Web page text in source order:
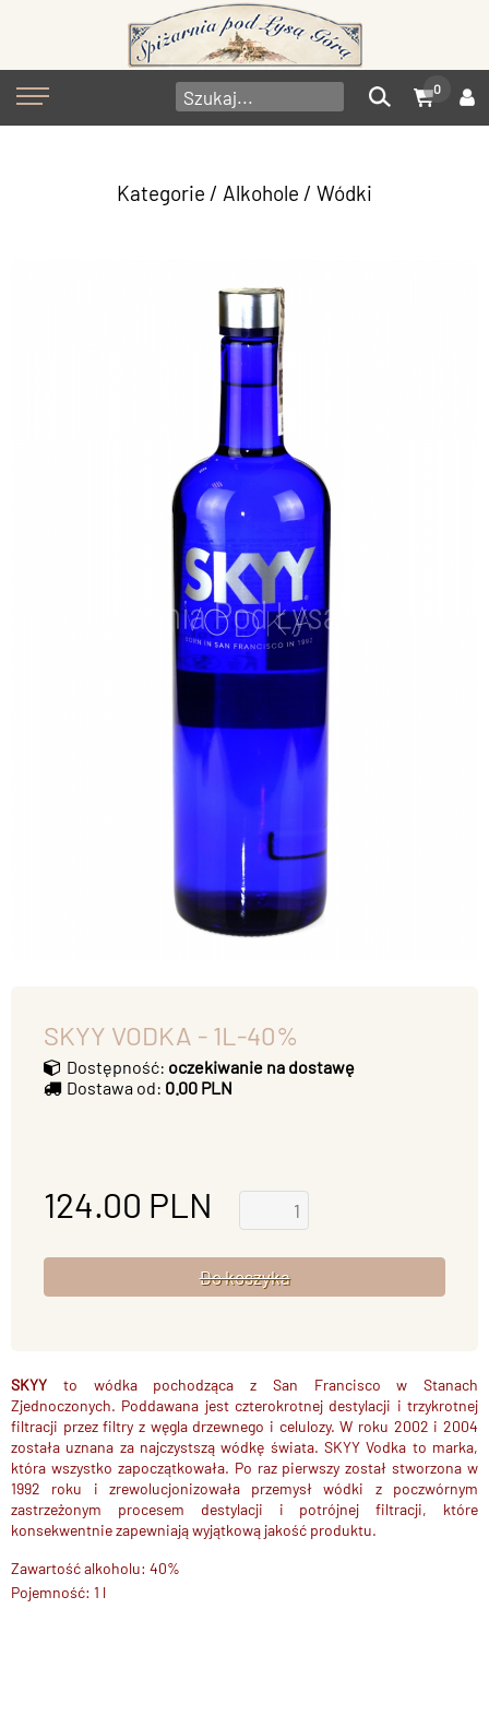
0
Kategorie / Alkohole / Wódki
SKYY VODKA - 1L-40%
Dostępność: oczekiwanie na dostawę
Dostawa od: 0.00 PLN
124.00 PLN
SKYY to wódka pochodząca z San Francisco w Stanach
Zjednoczonych. Poddawana jest czterokrotnej destylacji i trzykrotnej
filtracji przez filtry z węgla drzewnego i celulozy. W roku 2002 i 2004
została uznana za najczystszą wódkę świata. SKYY Vodka to marka,
która wszystko zapoczątkowała. Po raz pierwszy został stworzona w
1992 roku i zrewolucjonizowała przemysł wódki z poczwórnym
zastrzeżonym procesem destylacji i potrójnej filtracji, które
konsekwentnie zapewniają wyjątkową jakość produktu.
Zawartość alkoholu: 40%
Pojemność: 1 l